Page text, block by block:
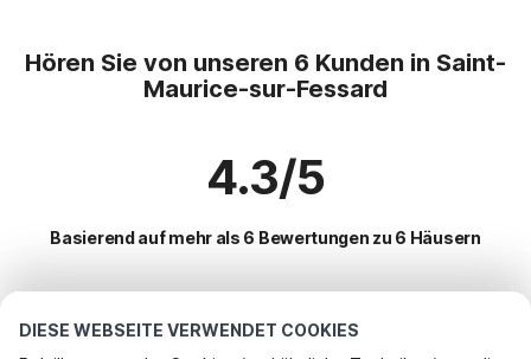
DIESE WEBSEITE VERWENDET COOKIES
Hören Sie von unseren 6 Kunden in Saint-
Maurice-sur-Fessard
4.3/5
Basierend auf mehr als 6 Bewertungen zu 6 Häusern
Beliebteste Reiseziele für Urlaub